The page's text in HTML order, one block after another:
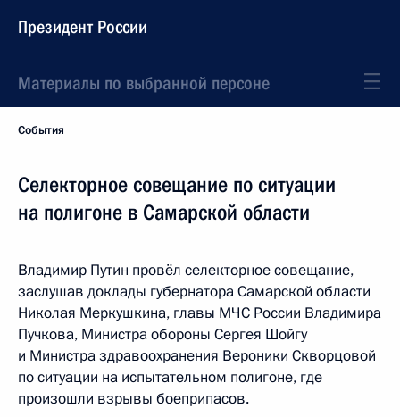
Президент России
Материалы по выбранной персоне
События
Селекторное совещание по ситуации
на полигоне в Самарской области
Владимир Путин провёл селекторное совещание,
заслушав доклады губернатора Самарской области
Николая Меркушкина, главы МЧС России Владимира
Пучкова, Министра обороны Сергея Шойгу
и Министра здравоохранения Вероники Скворцовой
по ситуации на испытательном полигоне, где
произошли взрывы боеприпасов.